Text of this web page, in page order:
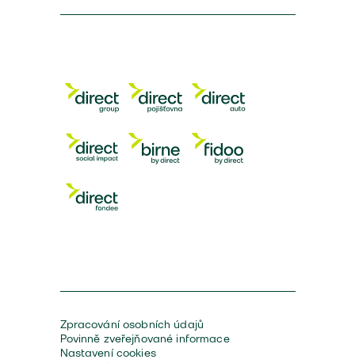
Zpracování osobních údajů
Povinně zveřejňované informace
Nastavení cookies